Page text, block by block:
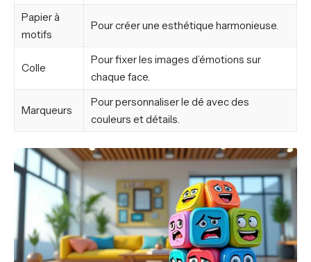
Papier à
motifs
Pour créer une esthétique harmonieuse.
Colle
Pour fixer les images d’émotions sur
chaque face.
Marqueurs
Pour personnaliser le dé avec des
couleurs et détails.